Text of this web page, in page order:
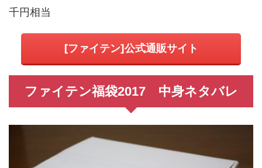
千円相当
[ファイテン]公式通販サイト
ファイテン福袋2017 中身ネタバレ